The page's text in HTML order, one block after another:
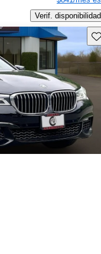
Verif. disponibilidad